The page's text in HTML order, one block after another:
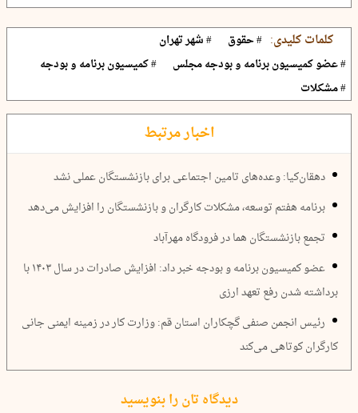
کلمات کلیدی: # حقوق
# شهر تهران
# عضو کمیسیون برنامه و بودجه مجلس
# کمیسیون برنامه و بودجه
# مشکلات
اخبار مرتبط
دهقان‌کیا: وعده‌های تامین اجتماعی برای بازنشستگان عملی نشد
برنامه هفتم توسعه، مشکلات کارگران و بازنشستگان را افزایش می‌دهد
تجمع بازنشستگان هما در فرودگاه مهر‌آباد
عضو کمیسیون برنامه و بودجه خبر داد: افزایش صادرات در سال ۱۴۰۳ با
برداشته شدن رفع تعهد ارزی
رئیس انجمن صنفی گچکاران استان قم: وزارت کار در زمینه ایمنی جانی
کارگران کوتاهی می‌کند
دیدگاه تان را بنویسید